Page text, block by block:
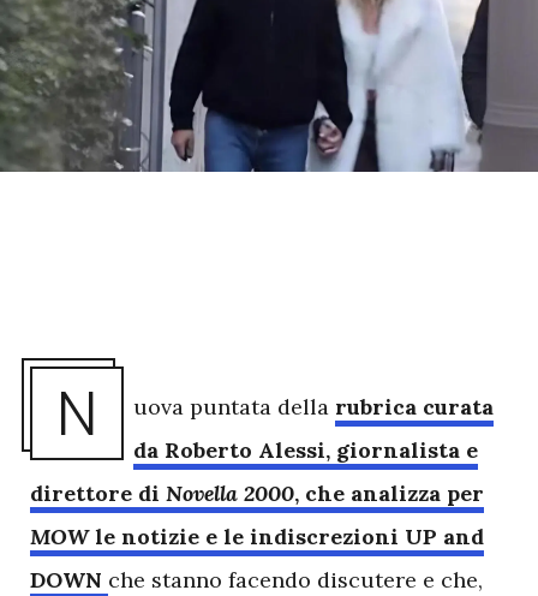
N uova puntata della rubrica curata
da Roberto Alessi, giornalista e
direttore di Novella 2000, che analizza per
MOWle notizie e le indiscrezioni UP and
DOWN che stanno facendo discutere e che,